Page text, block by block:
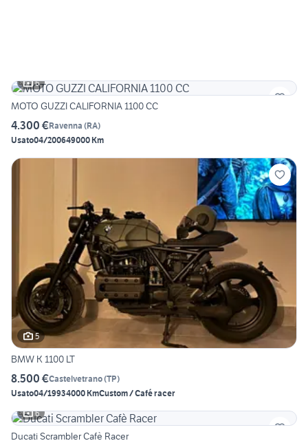
6
MOTO GUZZI CALIFORNIA 1100 CC
4.300 €Ravenna (RA)
Usato04/200649000 Km
5
BMW K 1100 LT
8.500 €Castelvetrano(TP)
Usato04/19934000 KmCustom / Café racer
6
Ducati Scrambler Cafè Racer